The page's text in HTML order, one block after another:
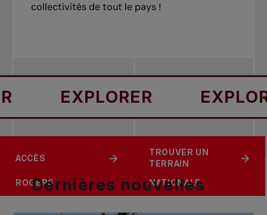
collectivités de tout le pays !
EXPLORER EXPLORER
COURTS PUBLICS
ROGERS
PROGRAMME À
VOUS LE COURT
NATIONALE
ACCÈS
TROUVER UN
TERRAIN
Dernières nouvelles